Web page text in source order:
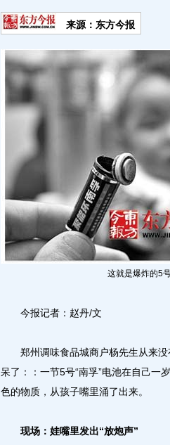
来源： 东方今报
这就是爆炸的5
今报记者：赵丹/文
郑州调味食品城商户杨先生从来没
呆了：：一节5号“南孚”电池在自己一
色的物质，从孩子嘴里涌了出来。
现场：娃嘴里发出“放炮声”